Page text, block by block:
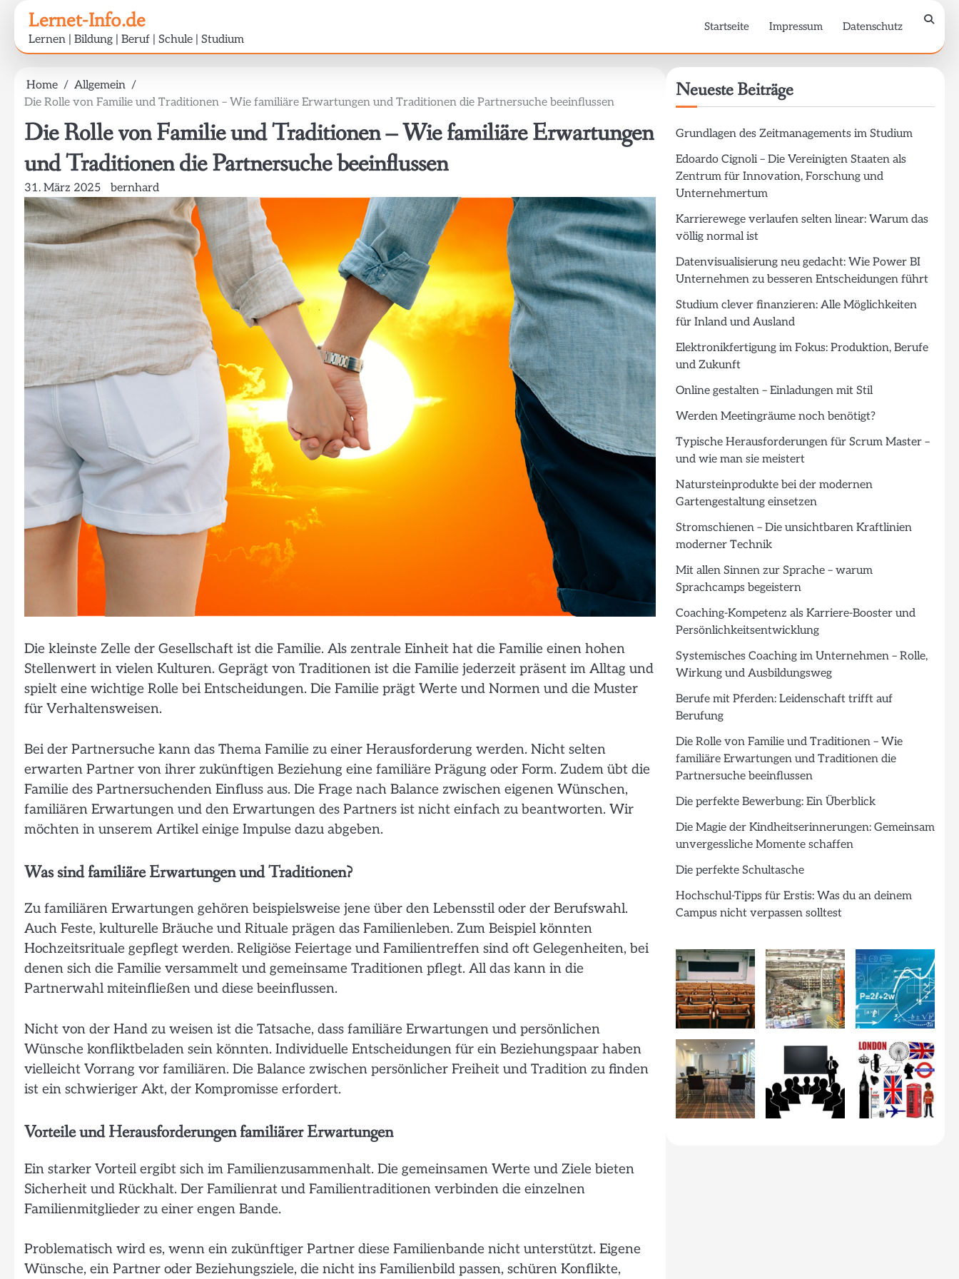
content
Lernet-Info.de
Lernen | Bildung | Beruf | Schule | Studium
Startseite Impressum Datenschutz
Home
Allgemein
Die Rolle von Familie und Traditionen – Wie familiäre Erwartungen und Traditionen die Partnersuche beeinflussen
Die Rolle von Familie und Traditionen – Wie familiäre Erwartungen
und Traditionen die Partnersuche beeinflussen
31. März 2025 bernhard
Die kleinste Zelle der Gesellschaft ist die Familie. Als zentrale Einheit hat die Familie einen hohen
Stellenwert in vielen Kulturen. Geprägt von Traditionen ist die Familie jederzeit präsent im Alltag und
spielt eine wichtige Rolle bei Entscheidungen. Die Familie prägt Werte und Normen und die Muster
für Verhaltensweisen.
Bei der Partnersuche kann das Thema Familie zu einer Herausforderung werden. Nicht selten
erwarten Partner von ihrer zukünftigen Beziehung eine familiäre Prägung oder Form. Zudem übt die
Familie des Partnersuchenden Einfluss aus. Die Frage nach Balance zwischen eigenen Wünschen,
familiären Erwartungen und den Erwartungen des Partners ist nicht einfach zu beantworten. Wir
möchten in unserem Artikel einige Impulse dazu abgeben.
Was sind familiäre Erwartungen und Traditionen?
Zu familiären Erwartungen gehören beispielsweise jene über den Lebensstil oder der Berufswahl.
Auch Feste, kulturelle Bräuche und Rituale prägen das Familienleben. Zum Beispiel könnten
Hochzeitsrituale gepflegt werden. Religiöse Feiertage und Familientreffen sind oft Gelegenheiten, bei
denen sich die Familie versammelt und gemeinsame Traditionen pflegt. All das kann in die
Partnerwahl miteinfließen und diese beeinflussen.
Nicht von der Hand zu weisen ist die Tatsache, dass familiäre Erwartungen und persönlichen
Wünsche konfliktbeladen sein könnten. Individuelle Entscheidungen für ein Beziehungspaar haben
vielleicht Vorrang vor familiären. Die Balance zwischen persönlicher Freiheit und Tradition zu finden
ist ein schwieriger Akt, der Kompromisse erfordert.
Vorteile und Herausforderungen familiärer Erwartungen
Ein starker Vorteil ergibt sich im Familienzusammenhalt. Die gemeinsamen Werte und Ziele bieten
Sicherheit und Rückhalt. Der Familienrat und Familientraditionen verbinden die einzelnen
Familienmitglieder zu einer engen Bande.
Problematisch wird es, wenn ein zukünftiger Partner diese Familienbande nicht unterstützt. Eigene
Wünsche, ein Partner oder Beziehungsziele, die nicht ins Familienbild passen, schüren Konflikte,
Neueste Beiträge
Grundlagen des Zeitmanagements im Studium
Edoardo Cignoli – Die Vereinigten Staaten als
Zentrum für Innovation, Forschung und
Unternehmertum
Karrierewege verlaufen selten linear: Warum das
völlig normal ist
Datenvisualisierung neu gedacht: Wie Power BI
Unternehmen zu besseren Entscheidungen führt
Studium clever finanzieren: Alle Möglichkeiten
für Inland und Ausland
Elektronikfertigung im Fokus: Produktion, Berufe
und Zukunft
Online gestalten – Einladungen mit Stil
Werden Meetingräume noch benötigt?
Typische Herausforderungen für Scrum Master –
und wie man sie meistert
Natursteinprodukte bei der modernen
Gartengestaltung einsetzen
Stromschienen – Die unsichtbaren Kraftlinien
moderner Technik
Mit allen Sinnen zur Sprache – warum
Sprachcamps begeistern
Coaching-Kompetenz als Karriere-Booster und
Persönlichkeitsentwicklung
Systemisches Coaching im Unternehmen – Rolle,
Wirkung und Ausbildungsweg
Berufe mit Pferden: Leidenschaft trifft auf
Berufung
Die Rolle von Familie und Traditionen – Wie
familiäre Erwartungen und Traditionen die
Partnersuche beeinflussen
Die perfekte Bewerbung: Ein Überblick
Die Magie der Kindheitserinnerungen: Gemeinsam
unvergessliche Momente schaffen
Die perfekte Schultasche
Hochschul-Tipps für Erstis: Was du an deinem
Campus nicht verpassen solltest